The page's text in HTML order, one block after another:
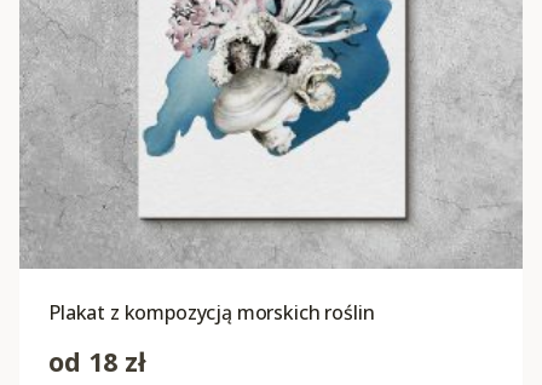
Plakat z kompozycją morskich roślin
od 18 zł